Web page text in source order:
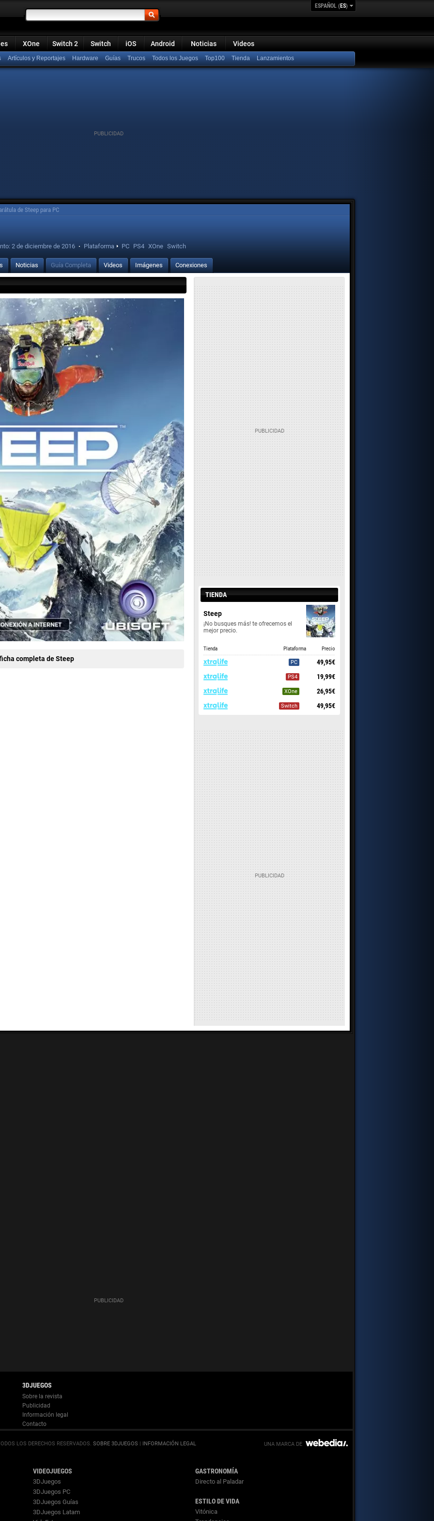
ESPAÑOL (ES)
XOne Switch 2 Switch iOS Android Noticias Videos
Artículos y Reportajes Hardware Guías Trucos Todos los Juegos Top100 Lanzamientos
de Steep para PC
2 de diciembre de 2016 · Plataforma PC PS4 XOne Switch
Noticias Guía Completa Videos Imágenes Conexiones
completa de Steep
TIENDA
Steep
¡No busques más! te ofrecemos el
mejor precio.
Tienda Plataforma Precio
PC 49,95€
PS4 19,99€
XOne 26,95€
Switch 49,95€
Información legal
. SOBRE 3DJUEGOS | INFORMACIÓN LEGAL
VIDEOJUEGOS
3DJuegos
3DJuegos PC
3DJuegos Guías
3DJuegos Latam
GASTRONOMÍA
Directo al Paladar
ESTILO DE VIDA
Vitónica